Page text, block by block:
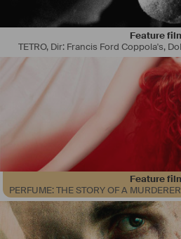
Feature
TETRO, Dir: Francis Ford Coppola's,
Feature